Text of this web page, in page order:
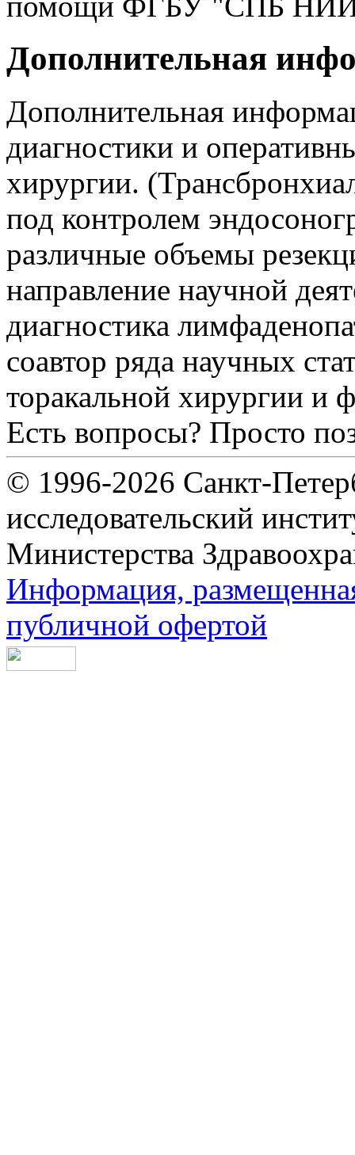
Дополнительная
Дополнительная
диагностики и
хирургии.
под контролем
различные объемы
направление научной
диагностика
соавтор ряда научных
торакальной хирургии и
Есть вопросы? Просто
© 1996-2026 Санкт-
исследовательский
Министерства
Информация,
публичной офертой